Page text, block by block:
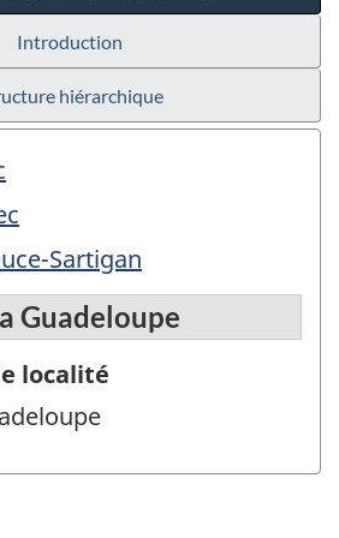
Introduction
hiérarchique
Sartigan
Guadeloupe
localité